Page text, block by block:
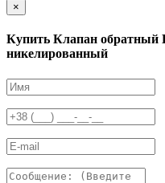
×
Купить Клапан обратный
никелированный